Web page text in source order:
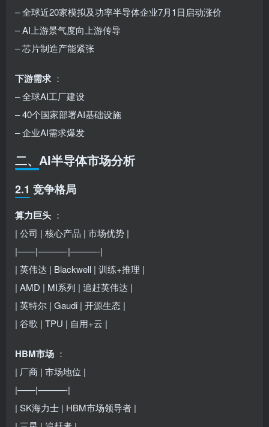
– 全球近20家模拟及功率半导体企业7月1日启动涨价
– AI上游景气度向上游传导
– 芯片制造产能紧张
下游需求 ：
– 全球AI工厂建设
– 40个国家部署AI基础设施
– 企业AI需求爆发
二、AI半导体市场分析
2.1 竞争格局
算力巨头 ：
| 公司 | 核心产品 | 市场优势 |
|——|———-|———-|
| 英伟达 | Blackwell | 训练+推理 |
| AMD | MI系列 | 追赶英伟达 |
| 英特尔 | Gaudi | 开源生态 |
| 谷歌 | TPU | 自用+云 |
HBM市场 ：
| 厂商 | 市场地位 |
|——|———-|
| SK海力士 | HBM市场领导者 |